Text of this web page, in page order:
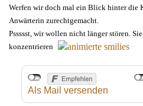
Werfen wir doch mal ein Blick hinter die
Anwärterin zurechtgemacht.
Pssssst, wir wollen nicht länger stören.
konzentrieren
Als Mail versenden